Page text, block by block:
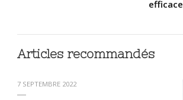
efficace
Articles recommandés
7 SEPTEMBRE 2022